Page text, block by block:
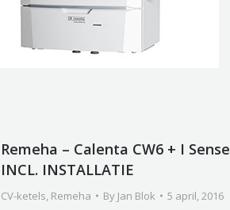
Remeha – Calenta CW6 + I Sense
INCL. INSTALLATIE
CV-ketels, Remeha By Jan Blok 5 april, 2016